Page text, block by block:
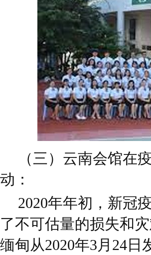
（三）云南会馆在
动：
2020年年初，新冠
了不可估量的损失和
缅甸从2020年3月24